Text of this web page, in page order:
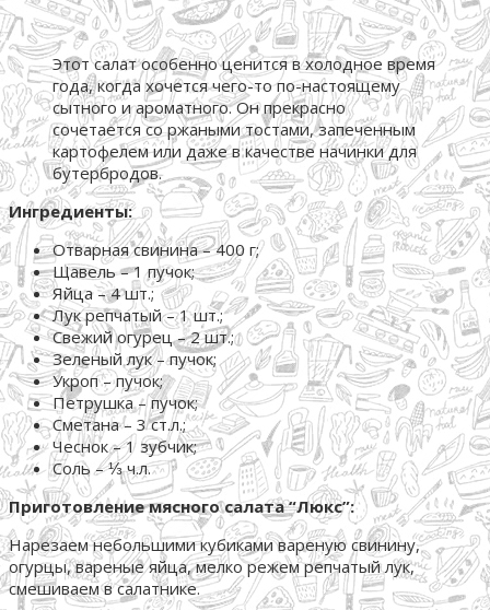
Этот салат особенно ценится в холодное время
года, когда хочется чего-то по-настоящему
сытного и ароматного. Он прекрасно
сочетается со ржаными тостами, запеченным
картофелем или даже в качестве начинки для
бутербродов.
Ингредиенты:
Отварная свинина – 400 г;
Щавель – 1 пучок;
Яйца – 4 шт.;
Лук репчатый – 1 шт.;
Свежий огурец – 2 шт.;
Зеленый лук – пучок;
Укроп – пучок;
Петрушка – пучок;
Сметана – 3 ст.л.;
Чеснок – 1 зубчик;
Соль – ⅓ ч.л.
Приготовление мясного салата “Люкс”:
Нарезаем небольшими кубиками вареную свинину,
огурцы, вареные яйца, мелко режем репчатый лук,
смешиваем в салатнике.